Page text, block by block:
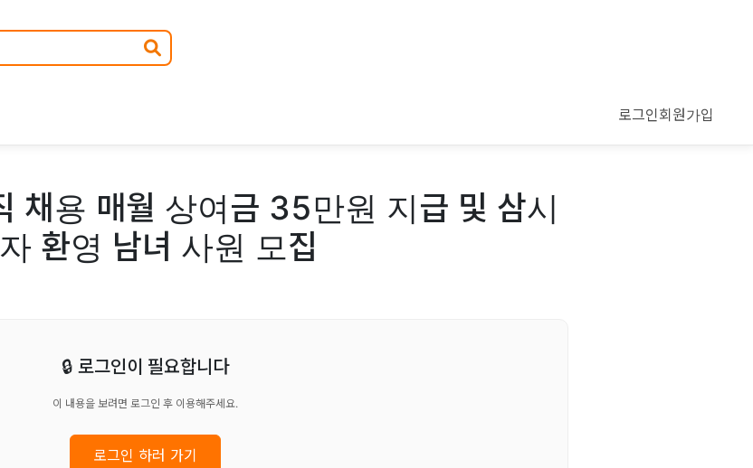
로그인회원가입
채용 매월 상여금 35만원 지급 및 삼시
환영 남녀 사원 모집
🔒 로그인이 필요합니다
이 내용을 보려면 로그인 후 이용해주세요.
로그인 하러 가기